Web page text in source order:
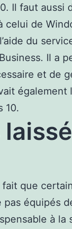
Il faut aussi
celui de
du
Il a
et de
également
10.
que
pas équipés
à la